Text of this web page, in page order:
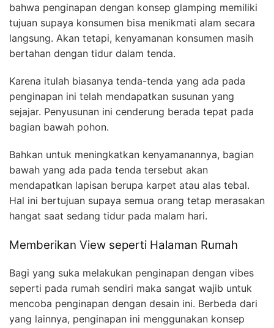
bahwa penginapan dengan konsep glamping memiliki
tujuan supaya konsumen bisa menikmati alam secara
langsung. Akan tetapi, kenyamanan konsumen masih
bertahan dengan tidur dalam tenda.
Karena itulah biasanya tenda-tenda yang ada pada
penginapan ini telah mendapatkan susunan yang
sejajar. Penyusunan ini cenderung berada tepat pada
bagian bawah pohon.
Bahkan untuk meningkatkan kenyamanannya, bagian
bawah yang ada pada tenda tersebut akan
mendapatkan lapisan berupa karpet atau alas tebal.
Hal ini bertujuan supaya semua orang tetap merasakan
hangat saat sedang tidur pada malam hari.
Memberikan View seperti Halaman Rumah
Bagi yang suka melakukan penginapan dengan vibes
seperti pada rumah sendiri maka sangat wajib untuk
mencoba penginapan dengan desain ini. Berbeda dari
yang lainnya, penginapan ini menggunakan konsep